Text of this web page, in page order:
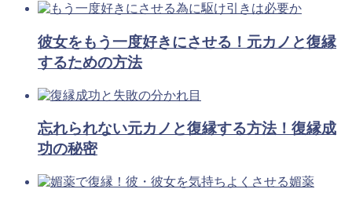
彼女をもう一度好きにさせる！元カノと復縁
するための方法
忘れられない元カノと復縁する方法！復縁成
功の秘密